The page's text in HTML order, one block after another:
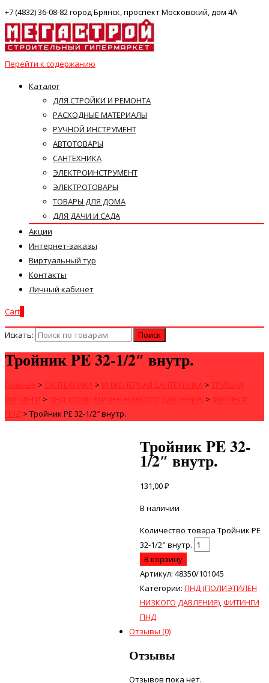
+7 (4832) 36-08-82 город Брянск, проспект Московский, дом 4А
Перейти к содержанию
Каталог
ДЛЯ СТРОЙКИ И РЕМОНТА
РАСХОДНЫЕ МАТЕРИАЛЫ
РУЧНОЙ ИНСТРУМЕНТ
АВТОТОВАРЫ
САНТЕХНИКА
ЭЛЕКТРОИНСТРУМЕНТ
ЭЛЕКТРОТОВАРЫ
ТОВАРЫ ДЛЯ ДОМА
ДЛЯ ДАЧИ И САДА
Акции
Интернет-заказы
Виртуальный тур
Контакты
Личный кабинет
Cart
Искать:
Тройник PE 32-1/2″ внутр.
Главная > САНТЕХНИКА > ИНЖЕНЕРНАЯ САНТЕХНИКА > ТРУБЫ И
ФИТИНГИ > ПНД (ПОЛИЭТИЛЕН НИЗКОГО ДАВЛЕНИЯ) > ФИТИНГИ
ПНД > Тройник PE 32-1/2″ внутр.
Тройник PE 32-
1/2″ внутр.
131,00₽
В наличии
Количество товара Тройник PE
32-1/2" внутр.
В корзину
Артикул: 48350/101045
Категории: ПНД (ПОЛИЭТИЛЕН
НИЗКОГО ДАВЛЕНИЯ),ФИТИНГИ
ПНД
Отзывы (0)
Отзывы
Отзывов пока нет.